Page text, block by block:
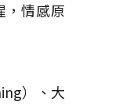
，情感原
）、大